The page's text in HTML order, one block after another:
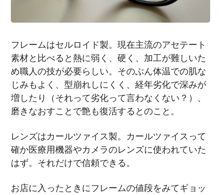
フレームはセルロイド製。現在主流のアセテート
素材と比べると熱に弱く、硬く、加工が難しいた
め職人の技が必要らしい。そのぶん体温での肌な
じみもよく、型崩れしにくく、経年劣化で深みが
増したり（それって劣化って言わなくない？）、
磨きなおすことで艶も復活するとのこと。
レンズはカールツァイス製。カールツァイスって
確か医療用機器やカメラのレンズに使われていた
はず。それだけで信頼できる。
お店に入ったときにフレームの値段をみてギョッ